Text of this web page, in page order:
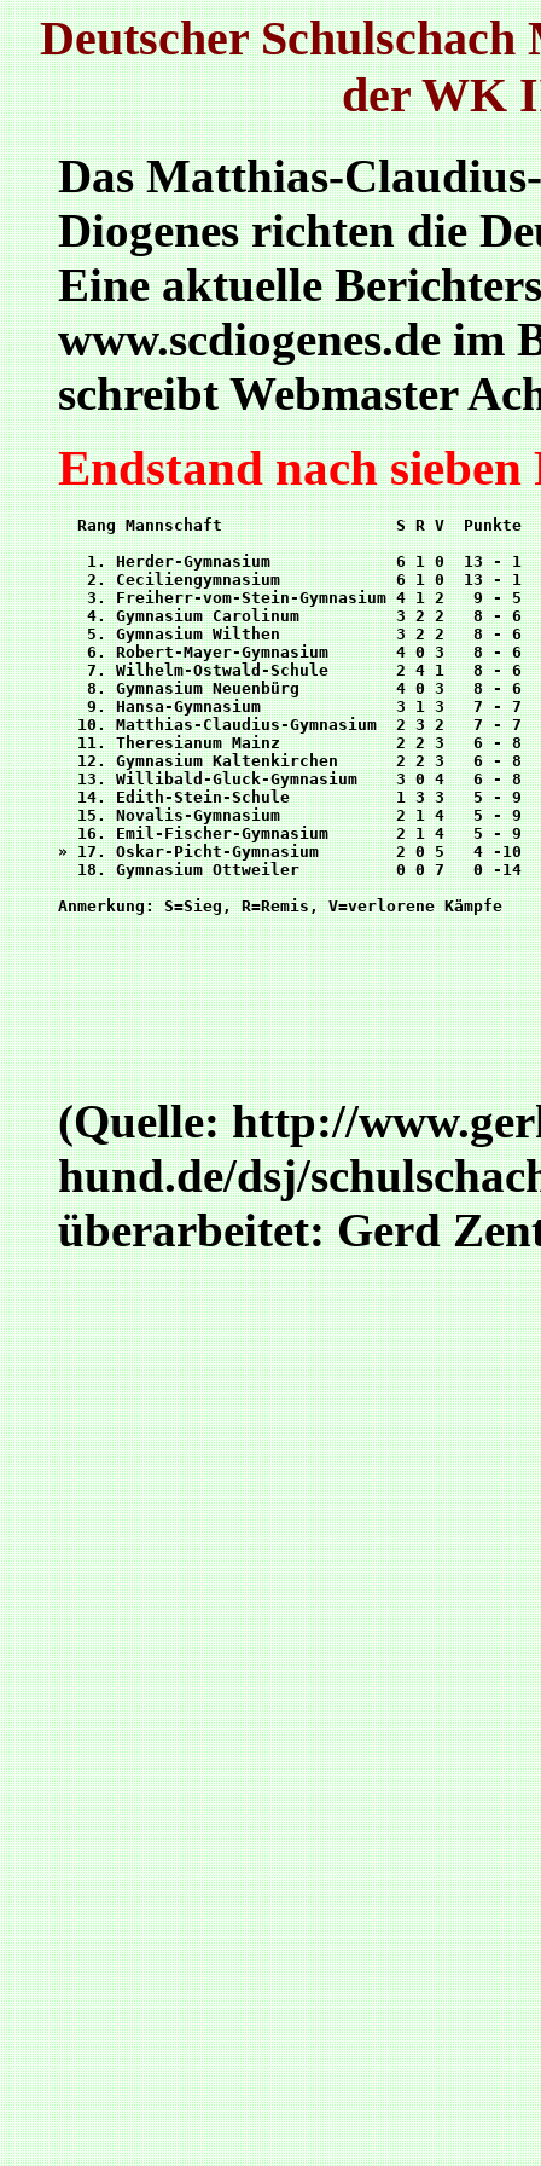
Deutscher
der WK
Das Matthias-
Diogenes richten die
Eine aktuelle
www.scdiogenes.de im
schreibt Webmaster
Endstand nach sieben
Rang Mannschaft                  S R V  Punkte
1. Herder-Gymnasium             6 1 0  13 - 1
2. Ceciliengymnasium            6 1 0  13 - 1
3. Freiherr-vom-Stein-Gymnasium 4 1 2   9 - 5
4. Gymnasium Carolinum          3 2 2   8 - 6
5. Gymnasium Wilthen            3 2 2   8 - 6
6. Robert-Mayer-Gymnasium       4 0 3   8 - 6
7. Wilhelm-Ostwald-Schule       2 4 1   8 - 6
8. Gymnasium Neuenbürg          4 0 3   8 - 6
9. Hansa-Gymnasium              3 1 3   7 - 7
10. Matthias-Claudius-Gymnasium  2 3 2   7 - 7
11. Theresianum Mainz            2 2 3   6 - 8
12. Gymnasium Kaltenkirchen      2 2 3   6 - 8
13. Willibald-Gluck-Gymnasium    3 0 4   6 - 8
14. Edith-Stein-Schule           1 3 3   5 - 9
15. Novalis-Gymnasium            2 1 4   5 - 9
16. Emil-Fischer-Gymnasium       2 1 4   5 - 9
» 17. Oskar-Picht-Gymnasium        2 0 5   4 -10
18. Gymnasium Ottweiler          0 0 7   0 -14
(Quelle: http://
hund.de/dsj/
überarbeitet: Gerd